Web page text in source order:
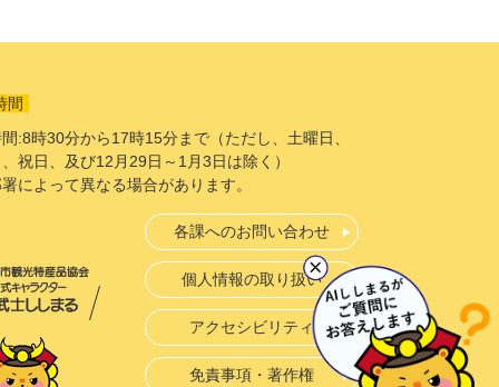
間
:8時30分から17時15分まで（ただし、土曜日、
祝日、及び12月29日～1月3日は除く）
によって異なる場合があります。
各課へのお問い合わせ
個人情報の取り扱い
アクセシビリティ
免責事項・著作権